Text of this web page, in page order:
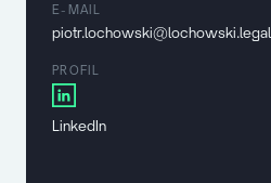
E-MAIL
piotr.lochowski@lochowski.legal
PROFIL
LinkedIn